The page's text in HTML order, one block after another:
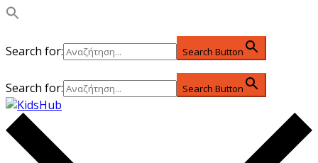
Search for: Search Button
Search for: Search Button